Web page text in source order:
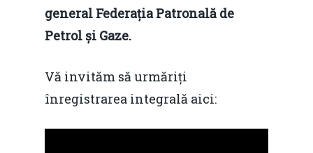
general Federația Patronală de
Petrol și Gaze.
Vă invităm să urmăriți
înregistrarea integrală aici: